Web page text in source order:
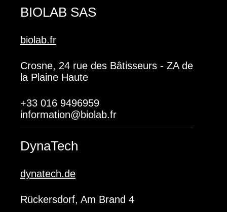
BIOLAB SAS
biolab.fr
Crosne, 24 rue des Bâtisseurs - ZA de
la Plaine Haute
+33 016 9496959
information@biolab.fr
DynaTech
dynatech.de
Rückersdorf, Am Brand 4